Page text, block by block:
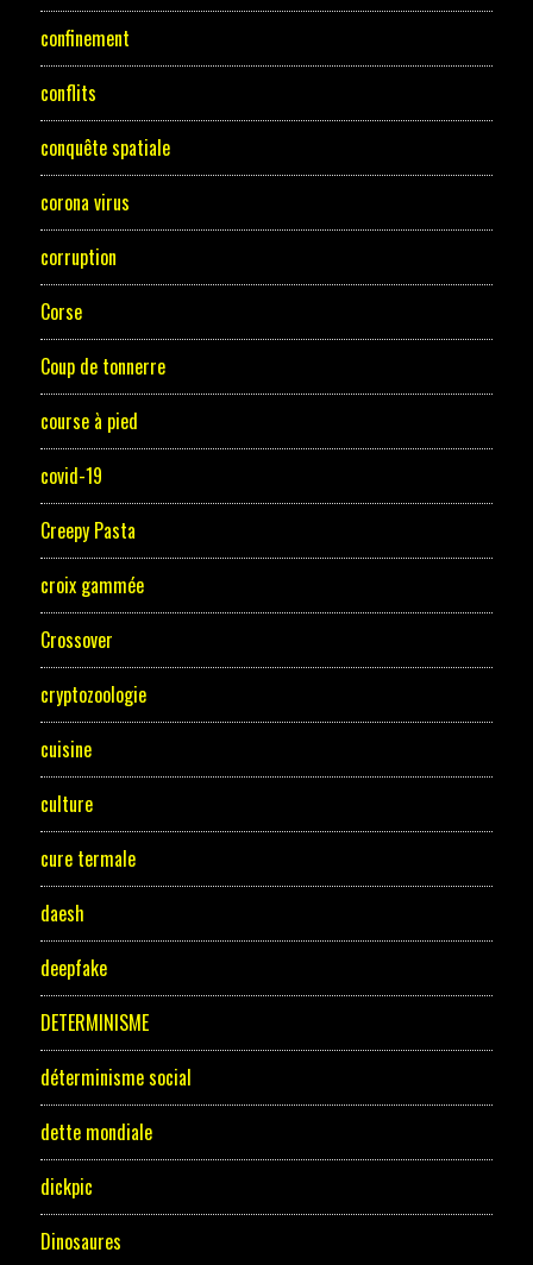
confinement
conflits
conquête spatiale
corona virus
corruption
Corse
Coup de tonnerre
course à pied
covid-19
Creepy Pasta
croix gammée
Crossover
cryptozoologie
cuisine
culture
cure termale
daesh
deepfake
DETERMINISME
déterminisme social
dette mondiale
dickpic
Dinosaures